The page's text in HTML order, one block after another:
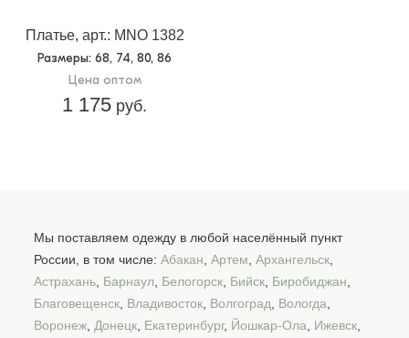
Платье, арт.: MNO 1382
Размеры: 68, 74, 80, 86
Цена оптом
1 175 руб.
Мы поставляем одежду в любой населённый пункт
России, в том числе: Абакан Артем Архангельск
Астрахань Барнаул Белогорск Бийск Биробиджан
Благовещенск Владивосток Волгоград Вологда
Воронеж Донецк Екатеринбург, Йошкар-Ола Ижевск